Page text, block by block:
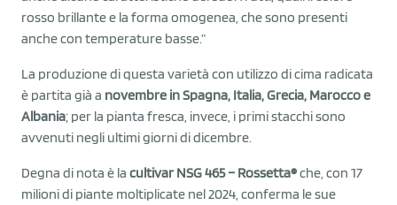
rosso brillante e la forma omogenea, che sono presenti
anche con temperature basse.”
La produzione di questa varietà con utilizzo di cima radicata
è partita già a novembre in Spagna, Italia, Grecia, Marocco e
Albania; per la pianta fresca, invece, i primi stacchi sono
avvenuti negli ultimi giorni di dicembre.
Degna di nota è la cultivar NSG 465 – Rossetta®che, con 17
milioni di piante moltiplicate nel 2024, conferma le sue